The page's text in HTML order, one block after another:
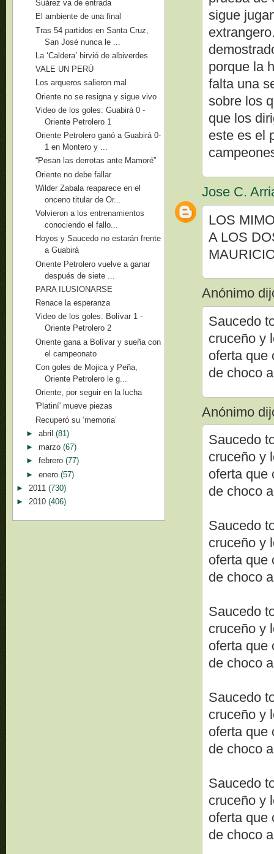
sigue
porque la
falta una
sobre los
que los
este es el
Jose C.
LOS
A LOS
Anónimo
Saucedo
cruceño y
oferta que
de choco
Anónimo
Saucedo
cruceño y
oferta que
de choco
Saucedo
cruceño y
oferta que
de choco
Saucedo
cruceño y
oferta que
de choco
Saucedo
cruceño y
oferta que
de choco
Saucedo
cruceño y
oferta que
de choco
Suárez va de entrada
El ambiente de una final
Tras 54 partidos en Santa Cruz,
San José nunca le ...
La ‘Caldera’ hirvió de albiverdes
VALE UN PERÚ
Los arqueros salieron mal
Oriente no se resigna y sigue vivo
Video de los goles: Guabirá 0 -
Oriente Petrolero 1
Oriente Petrolero ganó a Guabirá 0-
1 en Montero y ...
“Pesan las derrotas ante Mamoré”
Oriente no debe fallar
Wilder Zabala reaparece en el
onceno titular de Or...
Volvieron a los entrenamientos
conociendo el fallo...
Hoyos y Saucedo no estarán frente
a Guabirá
Oriente Petrolero vuelve a ganar
después de siete ...
PARA ILUSIONARSE
Renace la esperanza
Video de los goles: Bolívar 1 -
Oriente Petrolero 2
Oriente gana a Bolívar y sueña con
el campeonato
Con goles de Mojica y Peña,
Oriente Petrolero le g...
Oriente, por seguir en la lucha
'Platiní' mueve piezas
Recuperó su ‘memoria’
► abril (81)
► marzo (67)
► febrero (77)
► enero (57)
► 2011 (730)
► 2010 (406)